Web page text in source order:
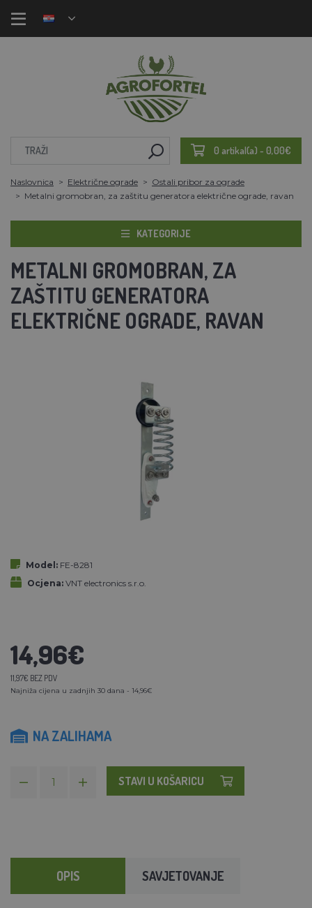
0 artikal(a) - 0,00€
Naslovnica Električne ograde
Ostali pribor za ograde
Metalni gromobran, za zaštitu generatora električne ograde, ravan
KATEGORIJE
METALNI GROMOBRAN, ZA
ZAŠTITU GENERATORA
ELEKTRIČNE OGRADE, RAVAN
Model: FE-8281
Ocjena: VNT electronics s.r.o.
14,96€
11,97€ BEZ PDV
Najniža cijena u zadnjih 30 dana - 14,96€
NA ZALIHAMA
STAVI U KOŠARICU
OPIS SAVJETOVANJE